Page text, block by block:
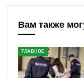
Вам также
ГЛАВНОЕ